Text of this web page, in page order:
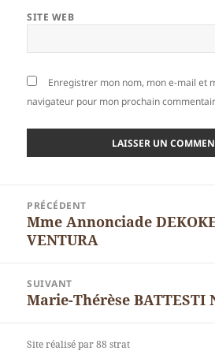
SITE WEB
Enregistrer mon nom, mon e-mail et
navigateur pour mon prochain
l’article
PRÉCÉDENT
Article
précédent :
Mme Annonciade
VENTURA
SUIVANT
Article
Marie-Thérèse BATTESTI
Site réalisé par 88 strat